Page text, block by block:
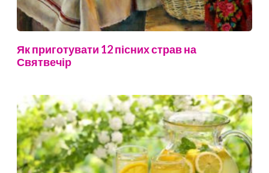
Як приготувати 12 пісних страв на
Святвечір